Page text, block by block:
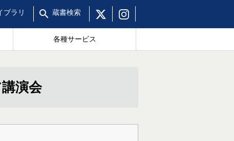
ブラリ 蔵書検索
各種サービス
演会